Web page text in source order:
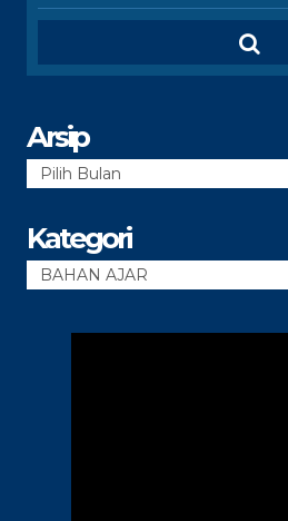
Arsip
Arsip
Kategori
Kategori